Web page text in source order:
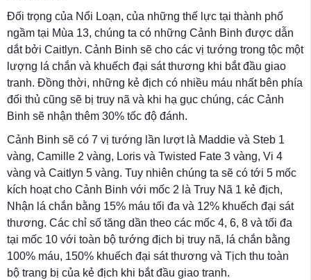
Đối trọng của Nổi Loạn, của những thế lực tại thành phố
ngầm tại Mùa 13, chúng ta có những Cảnh Binh được dẫn
dắt bởi Caitlyn. Cảnh Binh sẽ cho các vị tướng trong tộc một
lượng lá chắn và khuếch đại sát thương khi bắt đầu giao
tranh. Đồng thời, những kẻ địch có nhiều máu nhất bên phía
đối thủ cũng sẽ bị truy nã và khi hạ gục chúng, các Cảnh
Binh sẽ nhận thêm 30% tốc độ đánh.
Cảnh Binh sẽ có 7 vị tướng lần lượt là Maddie và Steb 1
vàng, Camille 2 vàng, Loris và Twisted Fate 3 vàng, Vi 4
vàng và Caitlyn 5 vàng. Tuy nhiên chúng ta sẽ có tới 5 mốc
kích hoạt cho Cảnh Binh với mốc 2 là Truy Nã 1 kẻ địch,
Nhận lá chắn bằng 15% máu tối đa và 12% khuếch đại sát
thương. Các chỉ số tăng dần theo các mốc 4, 6, 8 và tối đa
tại mốc 10 với toàn bộ tướng địch bị truy nã, lá chắn bằng
100% máu, 150% khuếch đại sát thương và Tịch thu toàn
bộ trang bị của kẻ địch khi bắt đầu giao tranh.